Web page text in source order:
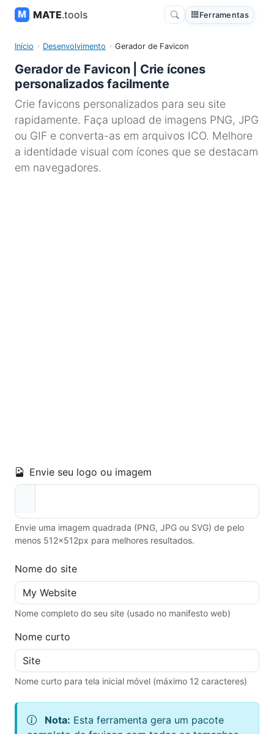
MATE.tools Ferramentas
Início Desenvolvimento Gerador de Favicon
Gerador de Favicon | Crie ícones
personalizados facilmente
Crie favicons personalizados para seu site
rapidamente. Faça upload de imagens PNG, JPG
ou GIF e converta-as em arquivos ICO. Melhore
a identidade visual com ícones que se destacam
em navegadores.
Envie seu logo ou imagem
Envie uma imagem quadrada (PNG, JPG ou SVG) de pelo
menos 512×512px para melhores resultados.
Nome do site
Nome completo do seu site (usado no manifesto web)
Nome curto
Nome curto para tela inicial móvel (máximo 12 caracteres)
Nota: Esta ferramenta gera um pacote